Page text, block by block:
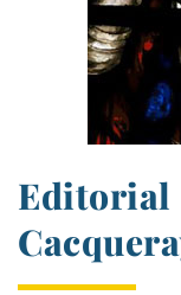
Editorial